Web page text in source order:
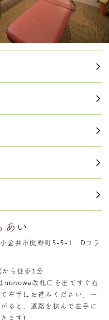
あい
金井市梶野町5-5-1 Dフラ
から徒歩1分
nonowa改札口を出てすぐ右
左手にお進みください。一
ると、道路を挟んで左手に
ます)